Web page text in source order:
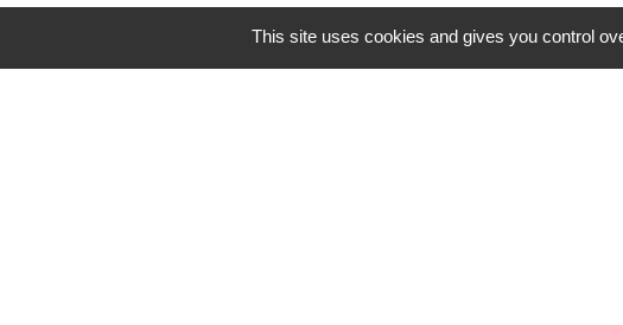
Horaires/Contacts
This site uses cookies and gives you control